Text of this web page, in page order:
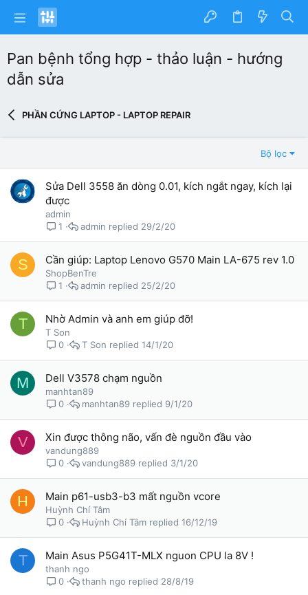
Pan bệnh tổng hợp - thảo luận - hướng
dẫn sửa
PHẦN CỨNG LAPTOP - LAPTOP REPAIR
Bộ lọc
Sửa Dell 3558 ăn dòng 0.01, kích ngắt ngay, kích lại
được
admin
1
29/2/20
admin
S Cần giúp: Laptop Lenovo G570 Main LA-675 rev 1.0
ShopBenTre
1
25/2/20
admin
T Nhờ Admin và anh em giúp đỡ!
T Son
0
14/1/20
T Son
M Dell V3578 chạm nguồn
manhtan89
0
9/1/20
manhtan89
V Xin được thông não, vấn đè nguồn đầu vào
vandung889
0
3/1/20
vandung889
H Main p61-usb3-b3 mất nguồn vcore
Huỳnh Chí Tâm
0
16/12/19
Huỳnh Chí Tâm
T Main Asus P5G41T-MLX nguon CPU la 8V !
thanh ngo
0
28/8/19
thanh ngo